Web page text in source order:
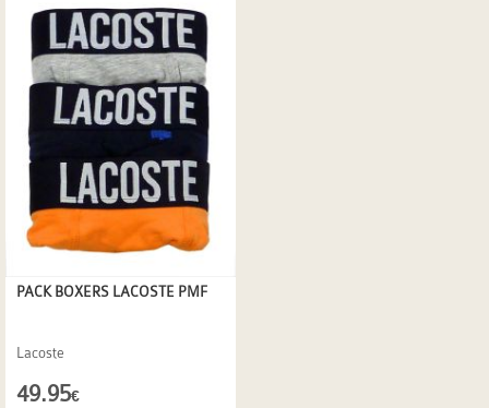
PACK BOXERS LACOSTE PMF
Lacoste
49.95€